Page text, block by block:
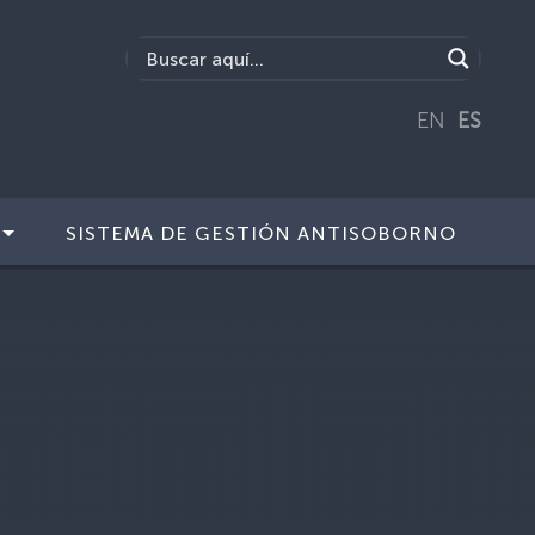
EN ES
SISTEMA DE GESTIÓN ANTISOBORNO